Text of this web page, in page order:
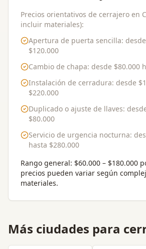
Precios orientativos de cerrajero en
incluir materiales):
Apertura de puerta sencilla: desde
$120.000
Cambio de chapa: desde $80.000
Instalación de cerradura: desde
$220.000
Duplicado o ajuste de llaves:
$80.000
Servicio de urgencia nocturna:
hasta $280.000
Rango general: $60.000 – $180.000
precios pueden variar según
materiales.
Más ciudades para